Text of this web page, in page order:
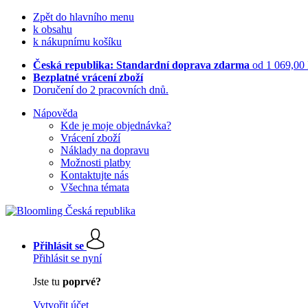
Zpět do hlavního menu
k obsahu
k nákupnímu košíku
Česká republika: Standardní doprava zdarma od 1 069,00
Bezplatné vrácení zboží
Doručení do 2 pracovních dnů.
Nápověda
Kde je moje objednávka?
Vrácení zboží
Náklady na dopravu
Možnosti platby
Kontaktujte nás
Všechna témata
Přihlásit se
Přihlásit se nyní
Jste tu poprvé?
Vytvořit účet